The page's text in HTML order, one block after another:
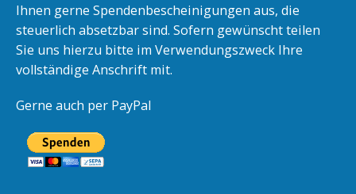
Ihnen gerne Spendenbescheinigungen aus, die
steuerlich absetzbar sind. Sofern gewünscht teilen
Sie uns hierzu bitte im Verwendungszweck Ihre
vollständige Anschrift mit.
Gerne auch per PayPal